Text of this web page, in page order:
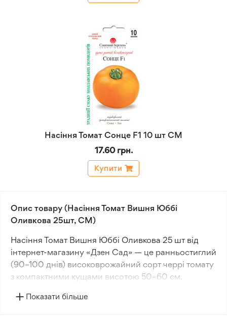
Насіння Томат Сонце F1 10 шт СМ
17.60 грн.
Купити
Опис товару (Насіння Томат Вишня Юббі
Оливкова 25шт, СМ)
Насіння Томат Вишня Юббі Оливкова 25 шт від
інтернет-магазину «Дзен Сад» — це ранньостиглий
(90–100 днів) високоврожайний сорт черрі томату
з компактними кущами висотою 50–60 см.
посадки у відкритий ґрунт, а також для
Показати більше